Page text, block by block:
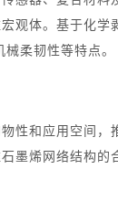
观体。基于化
柔韧性等特点。
性和应用空间
墨烯网络结构的